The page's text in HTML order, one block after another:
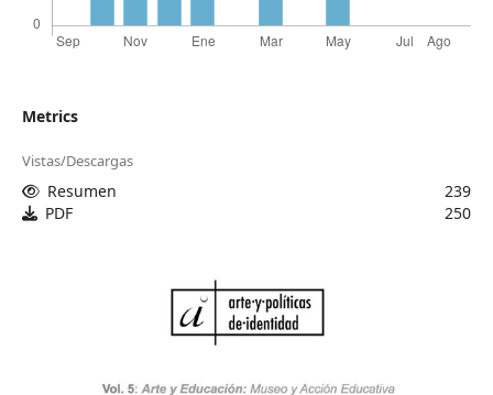
Metrics
Vistas/Descargas
Resumen
239
PDF
250